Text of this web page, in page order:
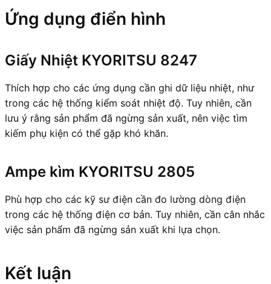
Ứng dụng điển hình
Giấy Nhiệt KYORITSU 8247
Thích hợp cho các ứng dụng cần ghi dữ liệu nhiệt, như
trong các hệ thống kiểm soát nhiệt độ. Tuy nhiên, cần
lưu ý rằng sản phẩm đã ngừng sản xuất, nên việc tìm
kiếm phụ kiện có thể gặp khó khăn.
Ampe kìm KYORITSU 2805
Phù hợp cho các kỹ sư điện cần đo lường dòng điện
trong các hệ thống điện cơ bản. Tuy nhiên, cần cân nhắc
việc sản phẩm đã ngừng sản xuất khi lựa chọn.
Kết luận